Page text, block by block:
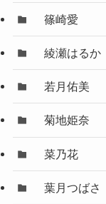
篠崎愛
綾瀬はるか
若月佑美
菊地姫奈
菜乃花
葉月つばさ